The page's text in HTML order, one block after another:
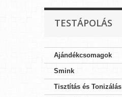
TESTÁPOLÁS
Ajándékcsomagok
Smink
Tisztítás és Tonizálás